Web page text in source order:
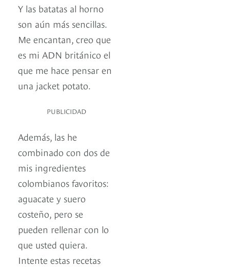
Y las batatas al horno
son aún más sencillas.
Me encantan, creo que
es mi ADN británico el
que me hace pensar en
una jacket potato.
PUBLICIDAD
Además, las he
combinado con dos de
mis ingredientes
colombianos favoritos:
aguacate y suero
costeño, pero se
pueden rellenar con lo
que usted quiera.
Intente estas recetas